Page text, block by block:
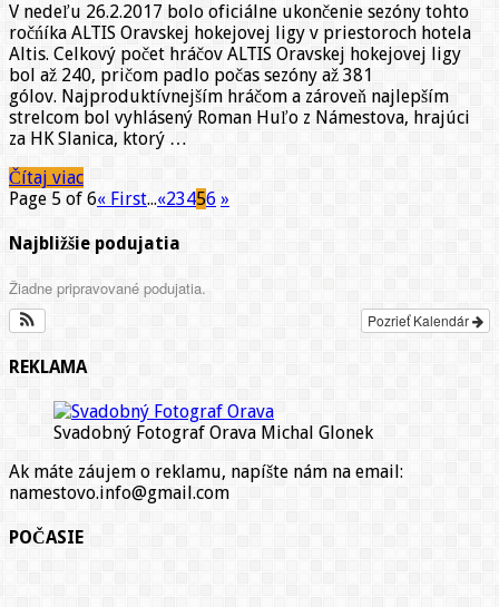
vyhlásený
Roman
Huľo
z
Námestova
V nedeľu 26.2.2017 bolo oficiálne ukončenie sezóny tohto
ročńíka ALTIS Oravskej hokejovej ligy v priestoroch hotela
Altis. Celkový počet hráčov ALTIS Oravskej hokejovej ligy
bol až 240, pričom padlo počas sezóny až 381
gólov. Najproduktívnejším hráčom a zároveň najlepším
strelcom bol vyhlásený Roman Huľo z Námestova, hrajúci
za HK Slanica, ktorý …
Čítaj viac
Page 5 of 6« First...«23456 »
Najbližšie podujatia
Žiadne pripravované podujatia.
Pozrieť Kalendár
REKLAMA
Svadobný Fotograf Orava Michal Glonek
Ak máte záujem o reklamu, napíšte nám na email:
namestovo.info@gmail.com
POČASIE